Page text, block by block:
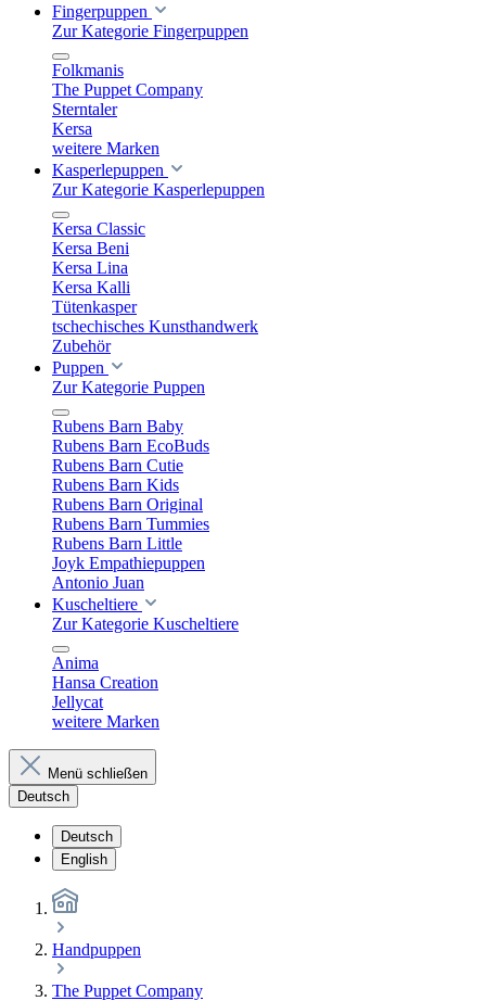
Fingerpuppen
Zur Kategorie Fingerpuppen
Folkmanis
The Puppet Company
Sterntaler
Kersa
weitere Marken
Kasperlepuppen
Zur Kategorie Kasperlepuppen
Kersa Classic
Kersa Beni
Kersa Lina
Kersa Kalli
Tütenkasper
tschechisches Kunsthandwerk
Zubehör
Puppen
Zur Kategorie Puppen
Rubens Barn Baby
Rubens Barn EcoBuds
Rubens Barn Cutie
Rubens Barn Kids
Rubens Barn Original
Rubens Barn Tummies
Rubens Barn Little
Joyk Empathiepuppen
Antonio Juan
Kuscheltiere
Zur Kategorie Kuscheltiere
Anima
Hansa Creation
Jellycat
weitere Marken
Menü schließen
Deutsch
Deutsch
English
Handpuppen
The Puppet Company